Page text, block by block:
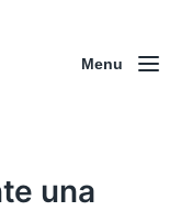
Menu
una